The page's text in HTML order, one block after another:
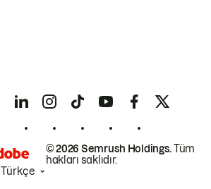
© 2026 Semrush Holdings.Tüm
hakları saklıdır.
Türkçe